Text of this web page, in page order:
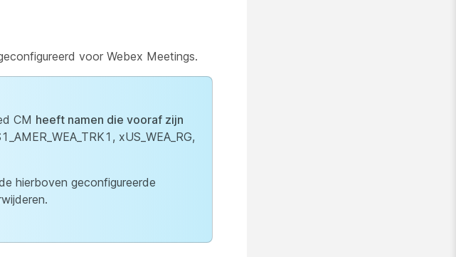
voor Webex Meetings.
CM heeft namen die vooraf zijn
xUS_WEA_RG,
hierboven geconfigureerde